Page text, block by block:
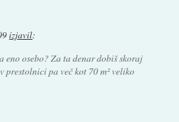
izjavil:
eno osebo? Za ta denar dobiš skoraj
prestolnici pa več kot 70 m² veliko